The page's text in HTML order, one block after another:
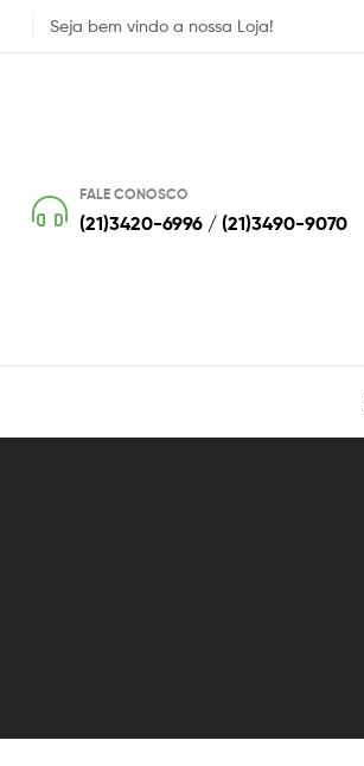
Seja bem vindo a nossa Loja!
FALE CONOSCO
(21)3420-6996 / (21)3490-9070